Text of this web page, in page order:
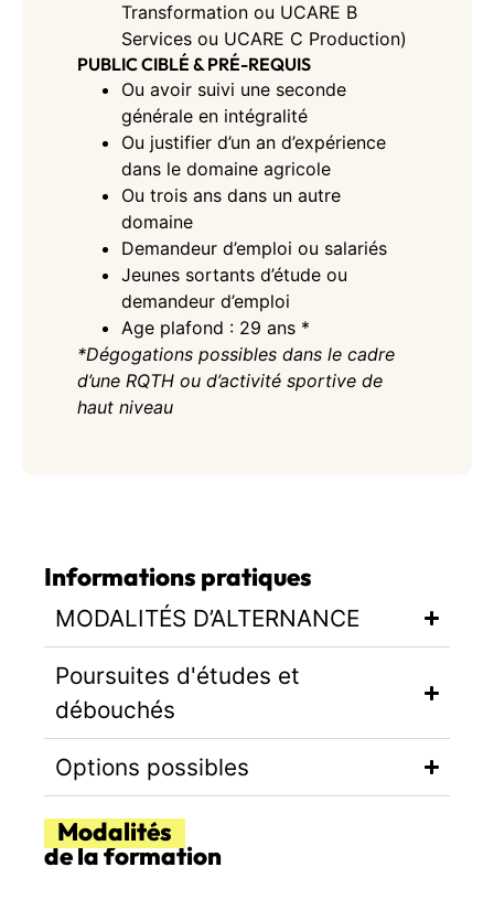
Transformation ou UCARE B
Services ou UCARE C Production)
PUBLIC CIBLÉ & PRÉ-REQUIS
Ou avoir suivi une seconde
générale en intégralité
Ou justifier d’un an d’expérience
dans le domaine agricole
Ou trois ans dans un autre
domaine
Demandeur d’emploi ou salariés
Jeunes sortants d’étude ou
demandeur d’emploi
Age plafond : 29 ans *
*Dégogations possibles dans le cadre
d’une RQTH ou d’activité sportive de
haut niveau
Informations pratiques
MODALITÉS D’ALTERNANCE
Poursuites d'études et
débouchés
Options possibles
Modalités
de la formation